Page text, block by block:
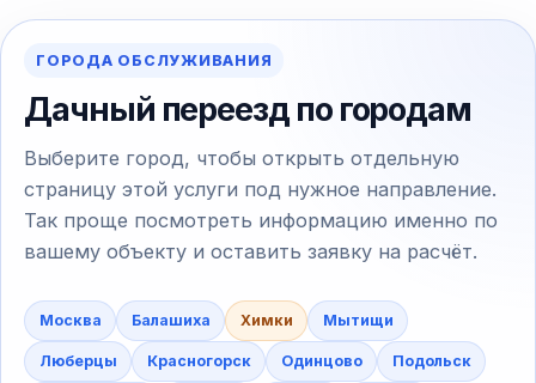
ГОРОДА ОБСЛУЖИВАНИЯ
Дачный переезд по городам
Выберите город, чтобы открыть отдельную
страницу этой услуги под нужное направление.
Так проще посмотреть информацию именно по
вашему объекту и оставить заявку на расчёт.
Москва Балашиха Химки Мытищи
Люберцы Красногорск Одинцово Подольск